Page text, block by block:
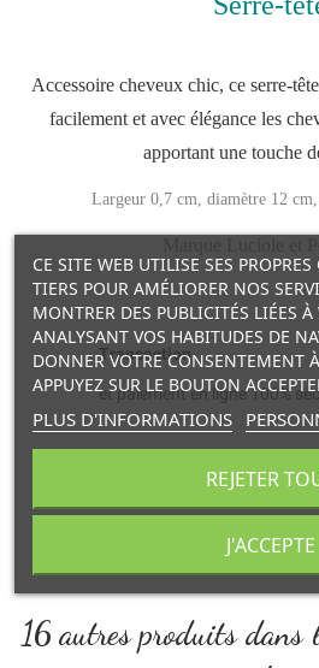
Accessoire cheveux chic, ce serre-
facilement et avec élégance les
apportant une touche
Largeur 0,7 cm, diamètre 12
Transaction
et paiement en ligne 100%
16 autres produits dans
CE SITE WEB UTILISE SES
TIERS POUR AMÉLIORER NOS
MONTRER DES PUBLICITÉS LIÉES À
ANALYSANT VOS HABITUDES DE
DONNER VOTRE CONSENTEMENT
APPUYEZ SUR LE BOUTON
PLUS D'INFORMATIONS
REJETER
J'ACCEPTE